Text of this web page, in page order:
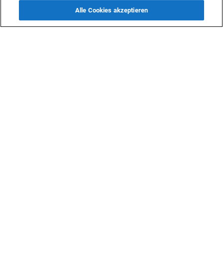
International 12 April 2022 16:00
Aserbaidschan nahm am ersten Treffen der Globalen
Allianz für vermisste Personen teil
Alle Cookies akzeptieren